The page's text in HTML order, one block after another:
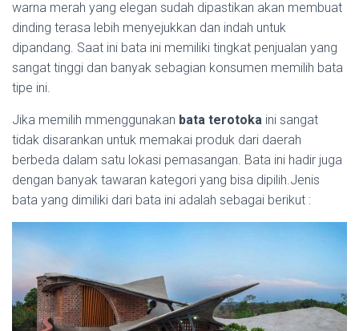
warna merah yang elegan sudah dipastikan akan membuat
dinding terasa lebih menyejukkan dan indah untuk
dipandang. Saat ini bata ini memiliki tingkat penjualan yang
sangat tinggi dan banyak sebagian konsumen memilih bata
tipe ini.
Jika memilih mmenggunakan bata terotoka ini sangat
tidak disarankan untuk memakai produk dari daerah
berbeda dalam satu lokasi pemasangan. Bata ini hadir juga
dengan banyak tawaran kategori yang bisa dipilih.Jenis
bata yang dimiliki dari bata ini adalah sebagai berikut :